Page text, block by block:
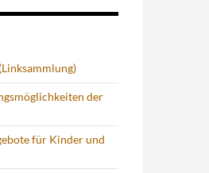
der
für Kinder und